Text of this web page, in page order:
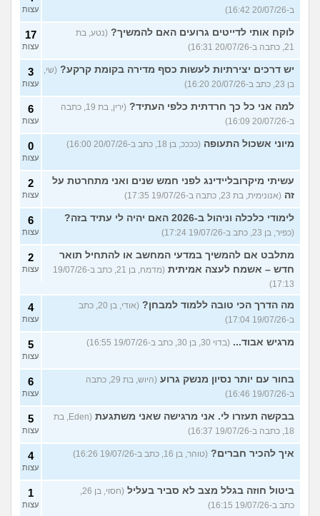
ב-20/07/26 16:42)
עצות
לוקח אותי לדייטים גרועים האם להמשיך? (נטע, בת
21, כתבה ב-20/07/26 16:31)
17
עצות
יש דרכים יצירתיות לעשות כסף מדירה בקומת קרקע? (שי,
בן 23, כתב ב-20/07/26 16:20)
3
עצות
למה אני כל כך חרדתית כלפי העתיד?
(ירין, בת 19, כתבה
ב-20/07/26 16:09)
6
עצות
מיוני אשכול התעופה (ככככ, בן 18, כתב ב-20/07/26 16:00) 0
עצות
עשיתי מיקרובליידינג לפני חמש שנים ואני מתחרטת על
זה (אנונימית, בת 23, כתבה ב-19/07/26 17:35)
2
עצות
לימודי כלכלה וניהול ב-2026 האם יהיה לי עתיד בזה?
(כפיר, בן 23, כתב ב-19/07/26 17:24)
6
עצות
מתלבט אם להמשיך במדעי המחשב או להתחיל תואר
חדש – אשמח לעצה אמיתית
(מדמח, בן 21, כתב ב-19/07/26
17:13)
2
עצות
מה הדרך הכי טובה ללמוד למבחן?
(אודי, בן 20, כתב
ב-19/07/26 17:04)
4
עצות
מרגיש אבוד... (בדוי 30, בן 30, כתב ב-19/07/26 16:55) 5
עצות
בחור עם יותר נסיון מנשק גרוע
(היוש, בת 29, כתבה
ב-19/07/26 16:46)
6
עצות
בבקשה תעזרו לי. אני מרגישה שאני משתגעת
(Eden, בת
18, כתבה ב-19/07/26 16:37)
5
עצות
איך להכיר חברים? (טוהר, בן 16, כתב ב-19/07/26 16:26) 4
עצות
ביטול חוזה בגלל מצב לא סביר בעליל
(חסוי, בן 26,
כתב ב-19/07/26 16:15)
1
עצות